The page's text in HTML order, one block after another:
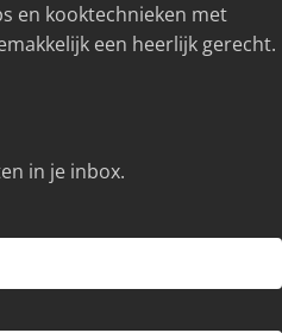
en kooktechnieken met
een heerlijk gerecht.
in je inbox.